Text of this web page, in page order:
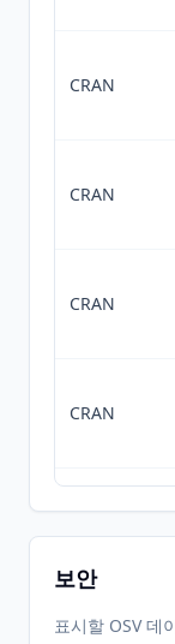
CRAN
CRAN
CRAN
CRAN
CRAN
보안
표시할 OSV 데